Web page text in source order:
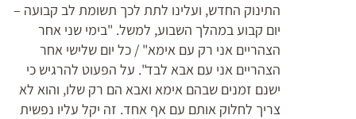
התינוק החדש, ועלינו לתת לכך תשומת לב קבועה –
יום קבוע במהלך השבוע, למשל. "בימי שני אחר
הצהריים אני רק עם אימא" / כל יום שלישי אחר
הצהריים אני עם אבא לבד". על הפעוט להרגיש כי
ישנם זמנים שבהם אימא ואבא הם רק שלו, והוא לא
צריך לחלוק אותם עם אף אחד. זה יקל עליו נפשית